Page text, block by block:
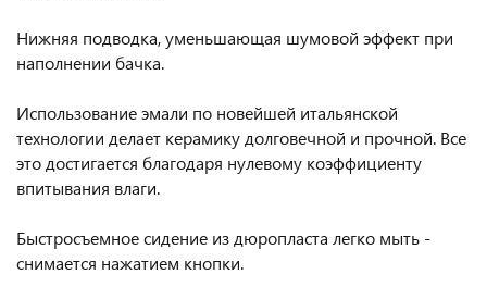
Нижняя подводка, уменьшающая шумовой эффект при
наполнении бачка.
Использование эмали по новейшей итальянской
технологии делает керамику долговечной и прочной. Все
это достигается благодаря нулевому коэффициенту
впитывания влаги.
Быстросъемное сидение из дюропласта легко мыть -
снимается нажатием кнопки.